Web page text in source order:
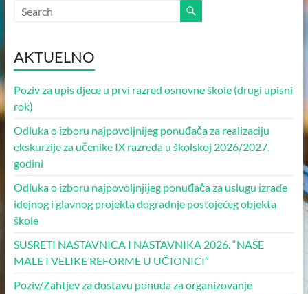
AKTUELNO
Poziv za upis djece u prvi razred osnovne škole (drugi upisni
rok)
Odluka o izboru najpovoljnijeg ponuđača za realizaciju
ekskurzije za učenike IX razreda u školskoj 2026/2027.
godini
Odluka o izboru najpovoljnjijeg ponuđača za uslugu izrade
idejnog i glavnog projekta dogradnje postojećeg objekta
škole
SUSRETI NASTAVNICA I NASTAVNIKA 2026. “NAŠE
MALE I VELIKE REFORME U UČIONICI”
Poziv/Zahtjev za dostavu ponuda za organizovanje